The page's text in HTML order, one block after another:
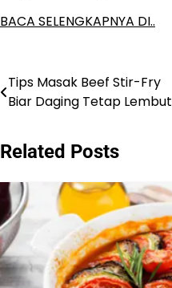
BACA SELENGKAPNYA DI..
Post
navigation
Tips Masak Beef Stir-Fry
Biar Daging Tetap Lembut
Related Posts